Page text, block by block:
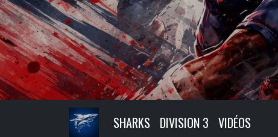
SHARKS DIVISION 3 VIDÉOS